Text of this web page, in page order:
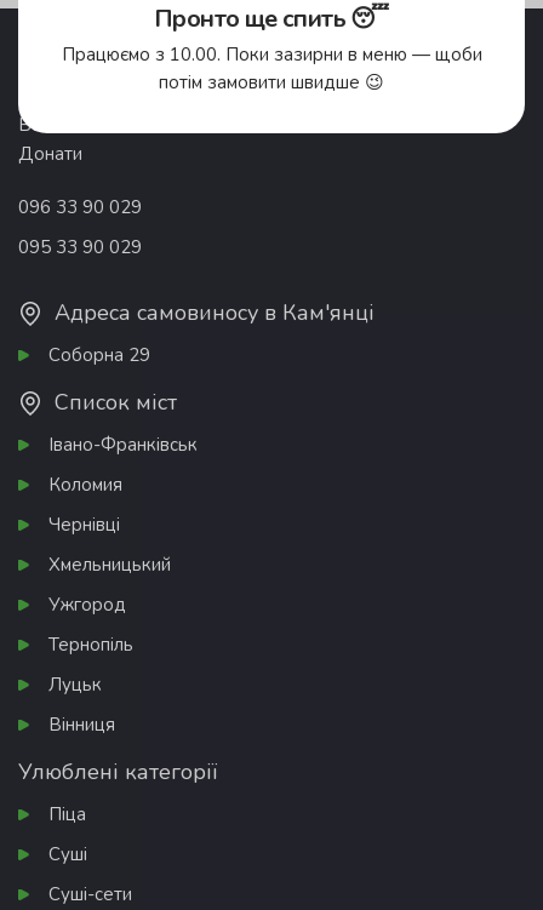
Доставка їжі
Відгуки
Франшиза
Вакансії
Донати
096 33 90 029
095 33 90 029
Адреса самовиносу в Кам'янці
Соборна 29
Список міст
Івано-Франківськ
Коломия
Чернівці
Хмельницький
Ужгород
Тернопіль
Луцьк
Вінниця
Улюблені категорії
Піца
Суші
Суші-сети
Пронто ще спить 😴
Працюємо з 10.00. Поки зазирни в меню — щоби
потім замовити швидше 😉